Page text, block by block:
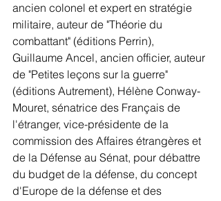
ancien colonel et expert en stratégie
militaire, auteur de "Théorie du
combattant" (éditions Perrin),
Guillaume Ancel, ancien officier, auteur
de "Petites leçons sur la guerre"
(éditions Autrement), Hélène Conway-
Mouret, sénatrice des Français de
l'étranger, vice-présidente de la
commission des Affaires étrangères et
de la Défense au Sénat, pour débattre
du budget de la défense, du concept
d'Europe de la défense et des